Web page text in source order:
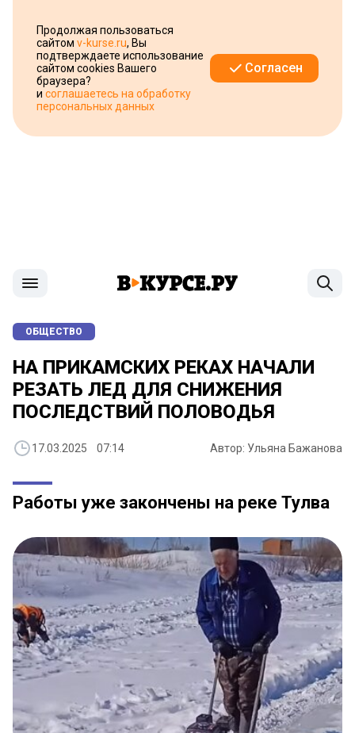
Продолжая пользоваться
сайтом v-kurse.ru, Вы
подтверждаете использование
сайтом cookies Вашего
браузера?
и соглашаетесь на обработку
персональных данных
Согласен
ОБЩЕСТВО
НА ПРИКАМСКИХ РЕКАХ НАЧАЛИ
РЕЗАТЬ ЛЕД ДЛЯ СНИЖЕНИЯ
ПОСЛЕДСТВИЙ ПОЛОВОДЬЯ
17.03.2025 07:14 Автор: Ульяна Бажанова
Работы уже закончены на реке Тулва